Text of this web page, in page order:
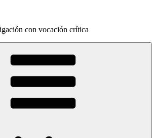
con vocación crítica